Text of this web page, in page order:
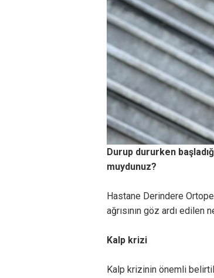
Durup dururken
muydunuz?
Hastane Derindere
ağrısının göz ardı edilen
Kalp krizi
Kalp krizinin önemli